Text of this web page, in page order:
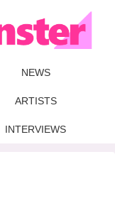
NEWS
ARTISTS
INTERVIEWS